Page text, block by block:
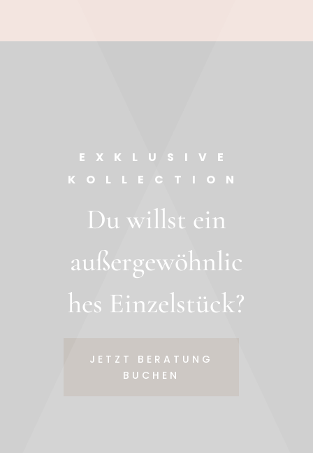
EXKLUSIVE
KOLLECTION
Du willst ein
außergewöhnlic
hes Einzelstück?
JETZT BERATUNG
BUCHEN